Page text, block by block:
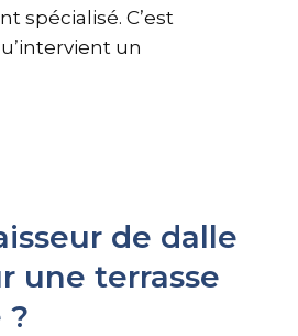
spécialisé. C’est
un
de dalle
une terrasse
?